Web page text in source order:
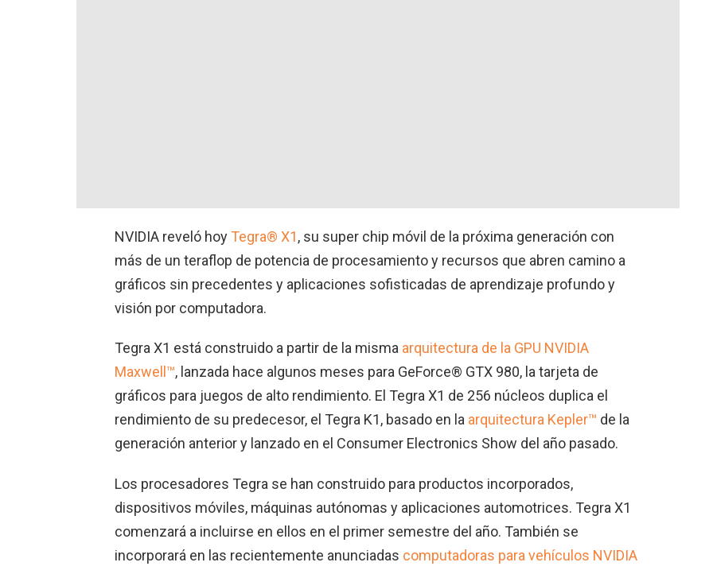
NVIDIA reveló hoy Tegra® X1, su super chip móvil de la próxima generación con
más de un teraflop de potencia de procesamiento y recursos que abren camino a
gráficos sin precedentes y aplicaciones sofisticadas de aprendizaje profundo y
visión por computadora.
Tegra X1 está construido a partir de la misma arquitectura de la GPU NVIDIA
Maxwell™, lanzada hace algunos meses para GeForce® GTX 980, la tarjeta de
gráficos para juegos de alto rendimiento. El Tegra X1 de 256 núcleos duplica el
rendimiento de su predecesor, el Tegra K1, basado en la arquitectura Kepler™ de la
generación anterior y lanzado en el Consumer Electronics Show del año pasado.
Los procesadores Tegra se han construido para productos incorporados,
dispositivos móviles, máquinas autónomas y aplicaciones automotrices. Tegra X1
comenzará a incluirse en ellos en el primer semestre del año. También se
incorporará en las recientemente anunciadas computadoras para vehículos NVIDIA